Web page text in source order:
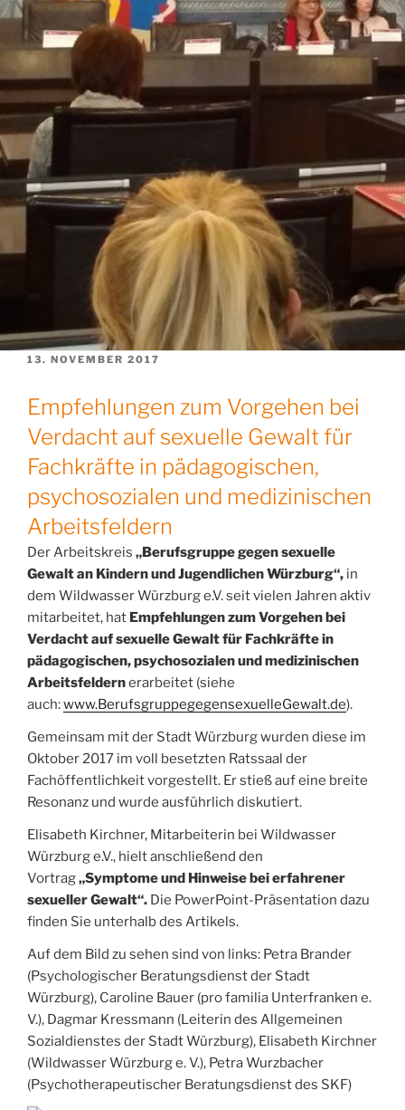
VERÖFFENTLICHT
13. NOVEMBER 2017
Empfehlungen zum Vorgehen bei
Verdacht auf sexuelle Gewalt für
Fachkräfte in pädagogischen,
psychosozialen und medizinischen
Arbeitsfeldern
Der Arbeitskreis „Berufsgruppe gegen sexuelle
Gewalt an Kindern und Jugendlichen Würzburg“, in
dem Wildwasser Würzburg e.V. seit vielen Jahren aktiv
mitarbeitet, hat Empfehlungen zum Vorgehen bei
Verdacht auf sexuelle Gewalt für Fachkräfte in
pädagogischen, psychosozialen und medizinischen
Arbeitsfeldernerarbeitet (siehe
auch:www.BerufsgruppegegensexuelleGewalt.de).
Gemeinsam mit der Stadt Würzburg wurden diese im
Oktober 2017 im voll besetzten Ratssaal der
Fachöffentlichkeit vorgestellt. Er stieß auf eine breite
Resonanz und wurde ausführlich diskutiert.
Elisabeth Kirchner, Mitarbeiterin bei Wildwasser
Würzburg e.V., hielt anschließend den
Vortrag„Symptome und Hinweise bei erfahrener
sexueller Gewalt“. Die PowerPoint-Präsentation dazu
finden Sie unterhalb des Artikels.
Auf dem Bild zu sehen sind von links: Petra Brander
(Psychologischer Beratungsdienst der Stadt
Würzburg), Caroline Bauer (pro familia Unterfranken e.
V.), Dagmar Kressmann (Leiterin des Allgemeinen
Sozialdienstes der Stadt Würzburg), Elisabeth Kirchner
(Wildwasser Würzburg e. V.), Petra Wurzbacher
(Psychotherapeutischer Beratungsdienst des SKF)